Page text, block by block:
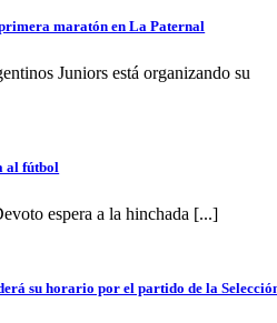
maratón en La Paternal
Juniors está organizando su
al fútbol
espera a la hinchada [...]
su horario por el partido de la